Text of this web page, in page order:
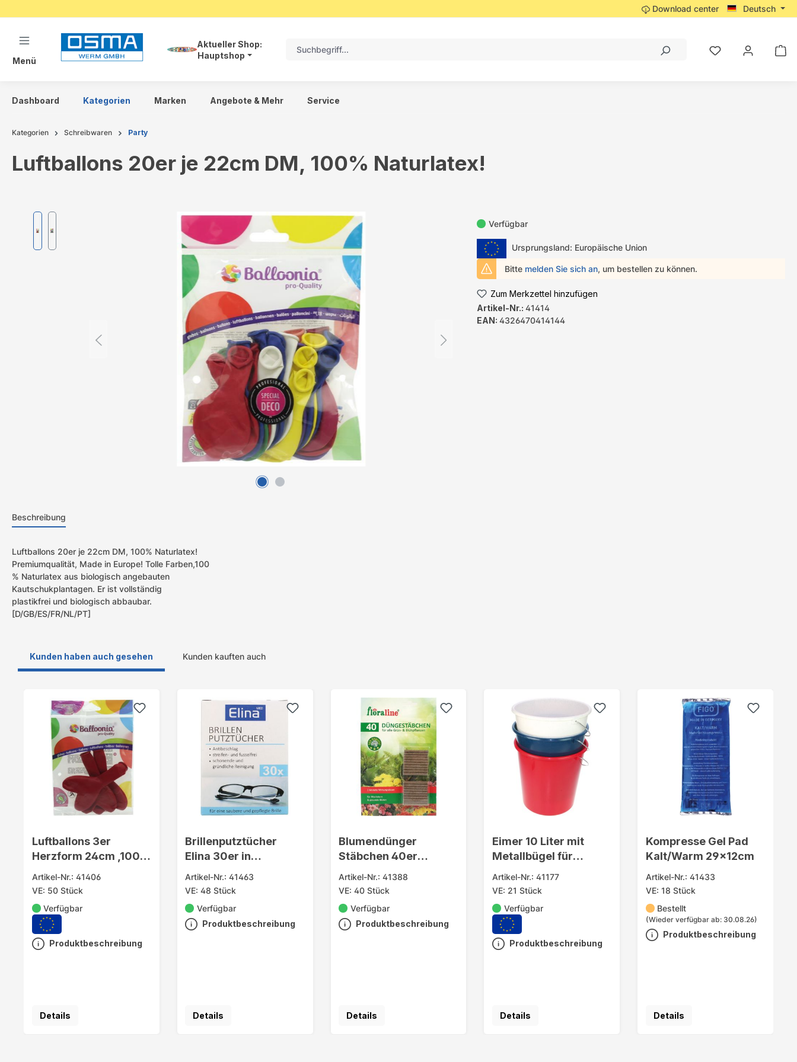
Download center Deutsch
Menü
Aktueller Shop:
Hauptshop
Dashboard Kategorien Marken Angebote & Mehr Service
Kategorien Schreibwaren Party
Luftballons 20er je 22cm DM, 100% Naturlatex!
Bildergalerie überspringen
Verfügbar
Ursprungsland: Europäische Union
Bitte melden Sie sich an, um bestellen zu können.
Zum Merkzettel hinzufügen
Artikel-Nr.: 41414
EAN: 4326470414144
Beschreibung
Luftballons 20er je 22cm DM, 100% Naturlatex!
Premiumqualität, Made in Europe! Tolle Farben,100
% Naturlatex aus biologisch angebauten
Kautschukplantagen. Er ist vollständig
plastikfrei und biologisch abbaubar.
[D/GB/ES/FR/NL/PT]
Kunden haben auch gesehen Kunden kauften auch
Luftballons 3er
Herzform 24cm ,100%
Naturlatex!
Artikel-Nr.: 41406
VE: 50 Stück
Verfügbar
Produktbeschreibung
Details
Brillenputztücher
Elina 30er in
Einzelsachets
Artikel-Nr.: 41463
VE: 48 Stück
Verfügbar
Produktbeschreibung
Details
Blumendünger
Stäbchen 40er
Wirkungsdauer 3
Mon.
Artikel-Nr.: 41388
VE: 40 Stück
Verfügbar
Produktbeschreibung
Details
Eimer 10 Liter mit
Metallbügel für
Haushalt
Artikel-Nr.: 41177
VE: 21 Stück
Verfügbar
Produktbeschreibung
Details
Kompresse Gel Pad
Kalt/Warm 29x12cm
Artikel-Nr.: 41433
VE: 18 Stück
Bestellt
(Wieder verfügbar ab: 30.08.26)
Produktbeschreibung
Details